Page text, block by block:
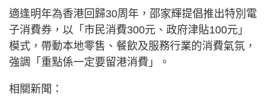
適逢明年為香港回歸30周年，邵家輝提倡推出特別電
子消費券，以「市民消費300元、政府津貼100元」
模式，帶動本地零售、餐飲及服務行業的消費氣氛，
強調「重點係一定要留港消費」。
相關新聞：